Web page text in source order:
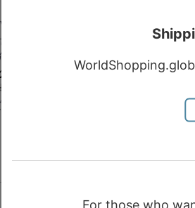
ニメ『ブルーロッ
おしゃべり 缶バ
&御影 玲王
年11月17日 00:00
2023年12月7日 23:59)
定番のベーシック
ッグアクセサリー
に！
￥440
予約12/7
ク』 ぷゆ
ッジ 蜂楽
(予約受付期
～ 予約受付
アニメグ
な缶バッ
やコレクシ